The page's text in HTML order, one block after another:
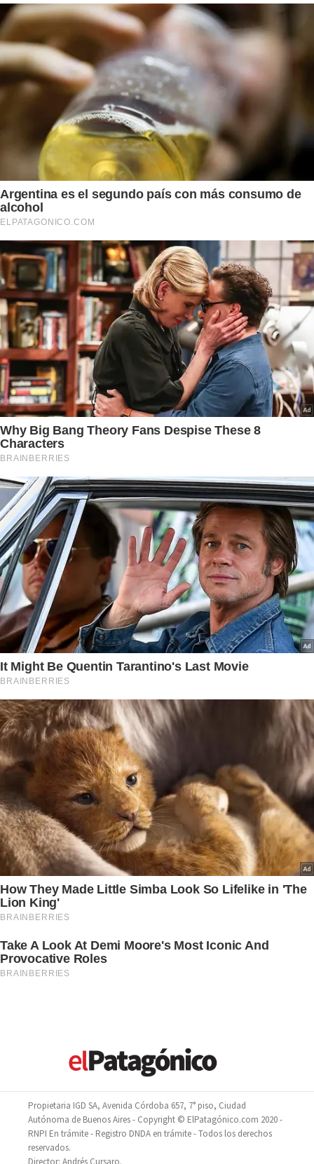
Propietaria IGD SA, Avenida Córdoba 657, 7° piso, Ciudad
Autónoma de Buenos Aires - Copyright © ElPatagónico.com 2020 -
RNPI En trámite - Registro DNDA en trámite - Todos los derechos
reservados.
Director: Andrés Cursaro.